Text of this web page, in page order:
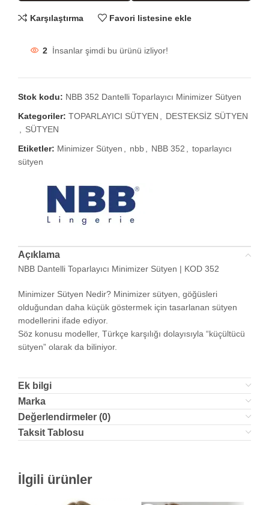
Karşılaştırma Favori listesine ekle
2 İnsanlar şimdi bu ürünü izliyor!
Stok kodu: NBB 352 Dantelli Toparlayıcı Minimizer Sütyen
Kategoriler: TOPARLAYICI SÜTYEN
DESTEKSİZ SÜTYEN
SÜTYEN
Etiketler: Minimizer Sütyen nbb NBB 352
toparlayıcı
sütyen
Açıklama
NBB Dantelli Toparlayıcı Minimizer Sütyen | KOD 352
Minimizer Sütyen Nedir? Minimizer sütyen, göğüsleri
olduğundan daha küçük göstermek için tasarlanan sütyen
modellerini ifade ediyor.
Söz konusu modeller, Türkçe karşılığı dolayısıyla “küçültücü
sütyen” olarak da biliniyor.
Ek bilgi
Marka
Değerlendirmeler (0)
Taksit Tablosu
İlgili ürünler